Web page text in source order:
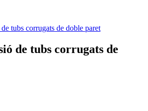
tubs corrugats de doble paret
de tubs corrugats de